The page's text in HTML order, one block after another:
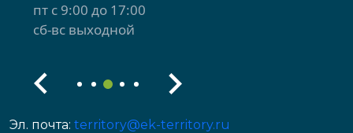
пт с 9:00 до 17:00
сб-вс выходной
Эл. почта: territory@ek-territory.ru